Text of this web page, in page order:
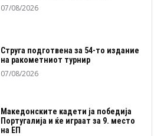
07/08/2026
Струга подготвена за 54-то издание
на ракометниот турнир
07/08/2026
Македонските кадети ја победија
Португалија и ќе играат за 9. место
на ЕП